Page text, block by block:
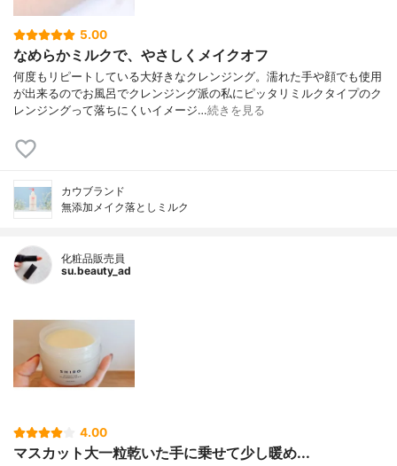
5.00
なめらかミルクで、やさしくメイクオフ
何度もリピートしている大好きなクレンジング。濡れた手や顔でも使用
が出来るのでお風呂でクレンジング派の私にピッタリミルクタイプのク
レンジングって落ちにくいイメージ…続きを見る
カウブランド
無添加メイク落としミルク
化粧品販売員
su.beauty_ad
4.00
マスカット大一粒乾いた手に乗せて少し暖め...